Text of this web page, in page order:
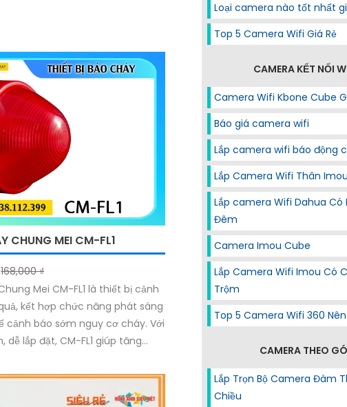
CHUNG MEI CM-FL1
168,000 ₫
Mei CM-FL1 là thiết bị cảnh
kết hợp chức năng phát sáng
cảnh báo sớm nguy cơ cháy. Với
dễ lắp đặt, CM-FL1 giúp tăng
người sử dụng trong các tòa
cộng.
Loại camera nào tốt nhất
Top 5 Camera Wifi Giá Rẻ
CAMERA KẾT NỐI
Camera Wifi Kbone Cube
Báo giá camera wifi
Lắp camera wifi báo động
Lắp Camera Wifi Thân Imou
Lắp camera Wifi Dahua Có
Đêm
Camera Imou Cube
Lắp Camera Wifi Imou Có
Trộm
Top 5 Camera Wifi 360
CAMERA THEO
Lắp Trọn Bộ Camera Đàm
Chiều